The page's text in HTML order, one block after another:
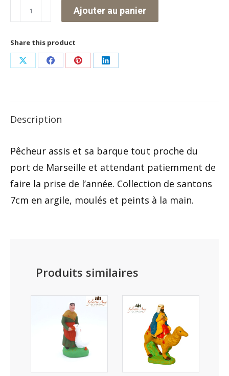
quantité
de
Le
pêcheur
sa
barque
Ajouter au panier
Share this product
PartagerPartagerPartagerPartager
Description
Pêcheur assis et sa barque tout proche du
port de Marseille et attendant patiemment de
faire la prise de l’année. Collection de santons
7cm en argile, moulés et peints à la main.
Produits similaires